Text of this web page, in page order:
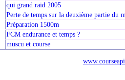
qui grand raid 2005
Perte de temps sur la deuxième partie du
Préparation 1500m
FCM endurance et temps ?
muscu et course